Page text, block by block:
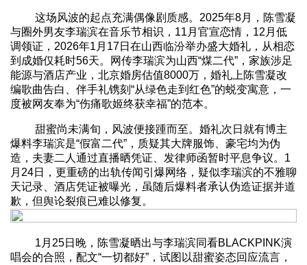
这场风波的起点充满偶像剧质感。2025年8月，陈雪凝
与圈外男友李瑞滨在音乐节相识，11月官宣恋情，12月低
调领证，2026年1月17日在山西临汾举办盛大婚礼，从相恋
到成婚仅耗时56天。网传李瑞滨为山西“煤二代”，家族涉足
能源与酒店产业，北京婚房估值8000万，婚礼上陈雪凝改
编歌曲告白、伴手礼镌刻“从绿色走到红色”的蜕变寓意，一
度被网友奉为“伤痛歌姬终获幸福”的范本。
甜蜜尚未满旬，风波便接踵而至。婚礼次日就有博主
爆料李瑞滨是“假富二代”，质疑其大牌服饰、豪宅均为伪
造，夫妻二人通过直播晒凭证、发律师函暂时平息争议。1
月24日，更重磅的出轨传闻引爆网络，疑似李瑞滨的不雅聊
天记录、酒店凭证被曝光，虽随后爆料者承认伪造证据并道
歉，但舆论裂痕已难以修复。
1月25日晚，陈雪凝晒出与李瑞滨同看BLACKPINK演
唱会的合照，配文“一切都好”，试图以甜蜜姿态回应流言，